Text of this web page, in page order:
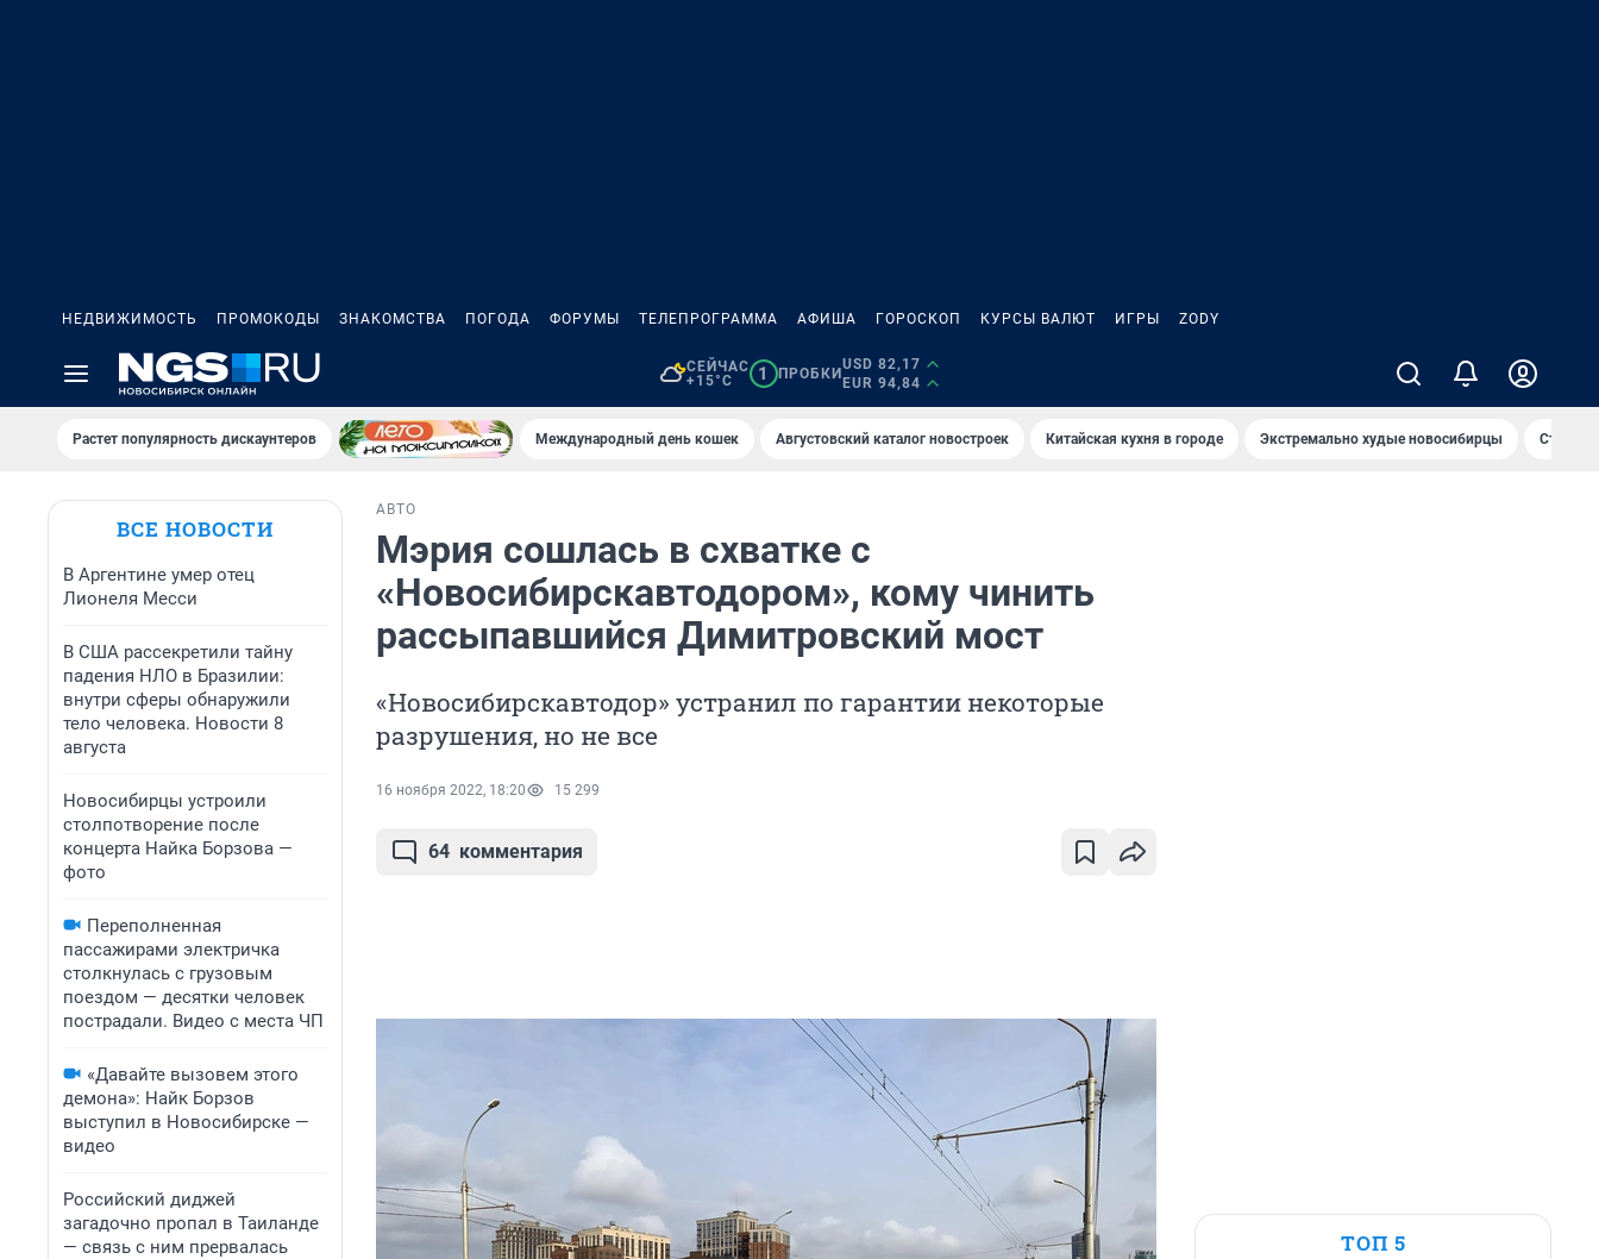
НЕДВИЖИМОСТЬ ПРОМОКОДЫ ЗНАКОМСТВА ПОГОДА ФОРУМЫ ТЕЛЕПРОГРАММА АФИША ГОРОСКОП КУРСЫ ВАЛЮТ ИГРЫ ZODY
СЕЙЧАС
+15°C
1 ПРОБКИ
USD 82,17
EUR 94,84
Растет популярность дискаунтеров Международный день кошек Августовский каталог новостроек Китайская кухня в городе Экстремально худые новосибирцы Старт
ВСЕ НОВОСТИ
В Аргентине умер отец
Лионеля Месси
В США рассекретили тайну
падения НЛО в Бразилии:
внутри сферы обнаружили
тело человека. Новости 8
августа
Новосибирцы устроили
столпотворение после
концерта Найка Борзова —
фото
Переполненная
пассажирами электричка
столкнулась с грузовым
поездом — десятки человек
пострадали. Видео с места ЧП
«Давайте вызовем этого
демона»: Найк Борзов
выступил в Новосибирске —
видео
Российский диджей
загадочно пропал в Таиланде
— связь с ним прервалась
АВТО
Мэрия сошлась в схватке с
«Новосибирскавтодором», кому чинить
рассыпавшийся Димитровский мост
«Новосибирскавтодор» устранил по гарантии некоторые
разрушения, но не все
16 ноября 2022, 18:20 15 299
64 комментария
ТОП 5